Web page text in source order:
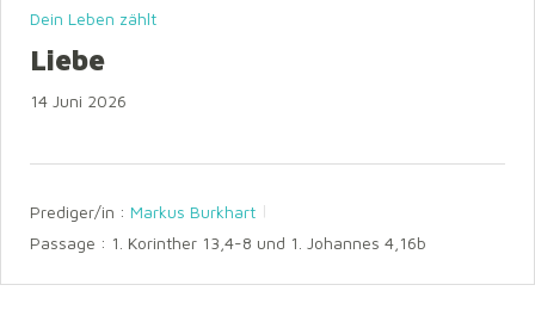
Dein Leben zählt
Liebe
14 Juni 2026
Prediger/in : Markus Burkhart
Passage : 1. Korinther 13,4-8 und 1. Johannes 4,16b